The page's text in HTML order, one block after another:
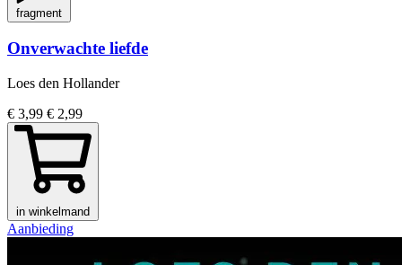
fragment
Onverwachte liefde
Loes den Hollander
€ 3,99 € 2,99
in winkelmand
Aanbieding